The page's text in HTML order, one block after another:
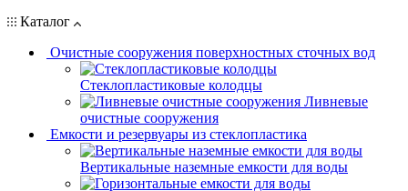
Каталог
Очистные сооружения поверхностных сточных вод
Стеклопластиковые колодцы
Ливневые
очистные сооружения
Емкости и резервуары из стеклопластика
Вертикальные наземные емкости для воды